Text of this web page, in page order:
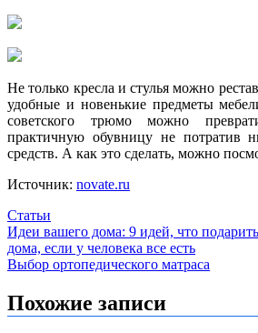
Не только кресла и стулья можно
удобные и новенькие предметы
советского трюмо можно
практичную обувницу не потратив
средств. А как это сделать, можно
Источник: novate.ru
Статьи
Навигация
по
Идеи вашего дома: 9 идей, что
дома, если у человека все есть
Выбор ортопедического матраса
Похожие записи